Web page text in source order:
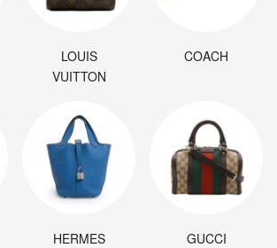
LOUIS
VUITTON
COACH
HERMES GUCCI